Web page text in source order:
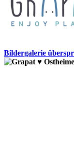
Bildergalerie